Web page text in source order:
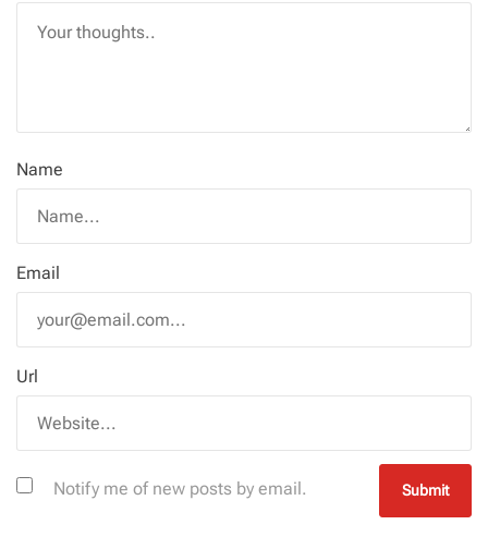
Name
Email
Url
Notify me of new posts by email.